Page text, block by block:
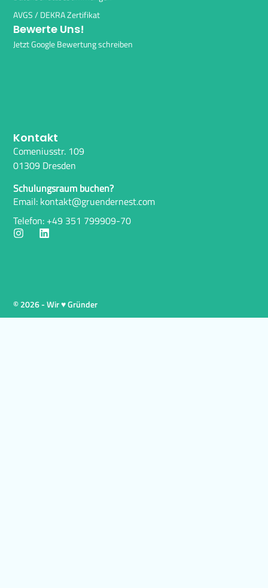
AVGS / DEKRA Zertifikat
Bewerte Uns!
Jetzt Google Bewertung schreiben
Kontakt
Comeniusstr. 109
01309 Dresden
Schulungsraum buchen?
Email: kontakt@gruendernest.com
Telefon: +49 351 799909-70
© 2026 - Wir ♥ Gründer